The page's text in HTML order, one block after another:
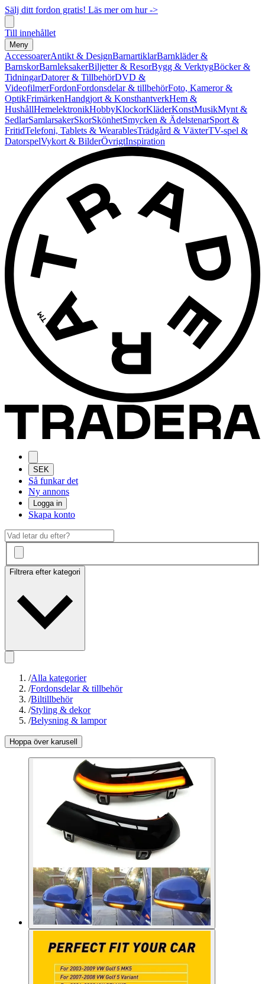
Sälj ditt fordon gratis! Läs mer om hur ->
Till innehållet
Meny
AccessoarerAntikt & DesignBarnartiklarBarnkläder &
BarnskorBarnleksakerBiljetter & ResorBygg & VerktygBöcker &
TidningarDatorer & TillbehörDVD &
VideofilmerFordonFordonsdelar & tillbehörFoto, Kameror &
OptikFrimärkenHandgjort & KonsthantverkHem &
HushållHemelektronikHobbyKlockorKläderKonstMusikMynt &
SedlarSamlarsakerSkorSkönhetSmycken & ÄdelstenarSport &
FritidTelefoni, Tablets & WearablesTrädgård & VäxterTV-spel &
DatorspelVykort & BilderÖvrigtInspiration
SEK
Så funkar det
Ny annons
Logga in
Skapa konto
Filtrera efter kategori
/Alla kategorier
/Fordonsdelar & tillbehör
/Biltillbehör
/Styling & dekor
/Belysning & lampor
Hoppa över karusell